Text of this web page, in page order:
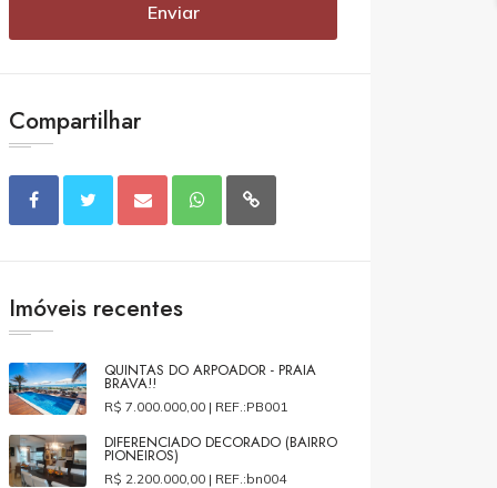
Enviar
Compartilhar
Imóveis recentes
QUINTAS DO ARPOADOR - PRAIA
BRAVA!!
R$ 7.000.000,00 | REF.:PB001
DIFERENCIADO DECORADO (BAIRRO
PIONEIROS)
R$ 2.200.000,00 | REF.:bn004